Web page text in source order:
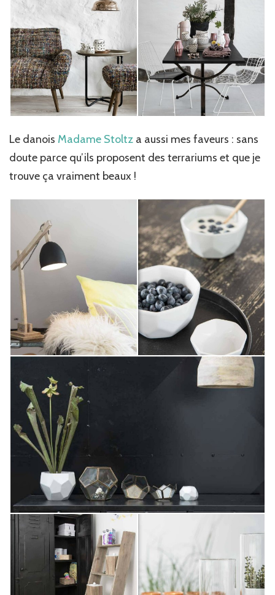
Le danois Madame Stoltz a aussi mes faveurs : sans
doute parce qu’ils proposent des terrariums et que je
trouve ça vraiment beaux !